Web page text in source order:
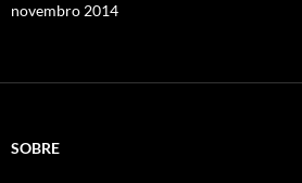
novembro 2014
SOBRE